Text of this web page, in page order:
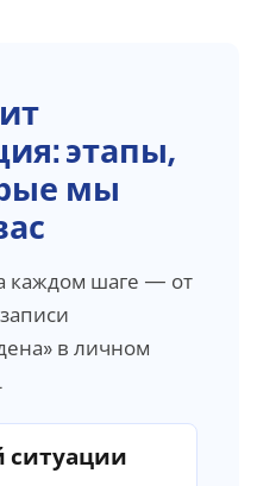
этапы,
мы
каждом шаге — от
в личном
ситуации